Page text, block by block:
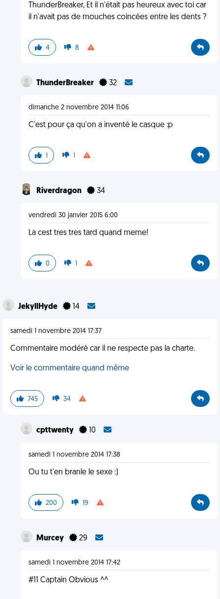
ThunderBreaker, Et il n'était pas heureux avec toi car
il n'avait pas de mouches coincées entre les dents ?
4 8
ThunderBreaker 32
dimanche 2 novembre 2014 11:06
C'est pour ça qu'on a inventé le casque :p
1 1
Riverdragon 34
vendredi 30 janvier 2015 6:00
La cest tres tres tard quand meme!
0 1
JekyllHyde 14
samedi 1 novembre 2014 17:37
Commentaire modéré car il ne respecte pas la charte.
Voir le commentaire quand même
745 34
cpttwenty 10
samedi 1 novembre 2014 17:38
Ou tu t'en branle le sexe :)
200 19
Murcey 29
samedi 1 novembre 2014 17:42
#11 Captain Obvious ^^